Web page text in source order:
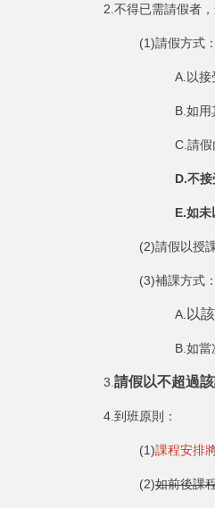
2.不得已需請假者
(1)請假方式：
A.以接
B.如用
C.請假
D.不接
E.如未
(2)請假以授
(3)補課方式：
A.以
B.如當
3.請假以不超過
4.到班原則：
(1)課程安排
(2)如前後課